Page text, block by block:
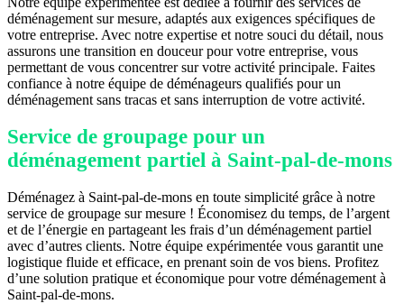
déménagement sur mesure, adaptés aux exigences spécifiques de
votre entreprise. Avec notre expertise et notre souci du détail, nous
assurons une transition en douceur pour votre entreprise, vous
permettant de vous concentrer sur votre activité principale. Faites
confiance à notre équipe de déménageurs qualifiés pour un
déménagement sans tracas et sans interruption de votre activité.
Service de groupage pour un
déménagement partiel à Saint-pal-de-mons
Déménagez à Saint-pal-de-mons en toute simplicité grâce à notre
service de groupage sur mesure ! Économisez du temps, de l’argent
et de l’énergie en partageant les frais d’un déménagement partiel
avec d’autres clients. Notre équipe expérimentée vous garantit une
logistique fluide et efficace, en prenant soin de vos biens. Profitez
d’une solution pratique et économique pour votre déménagement à
Saint-pal-de-mons.